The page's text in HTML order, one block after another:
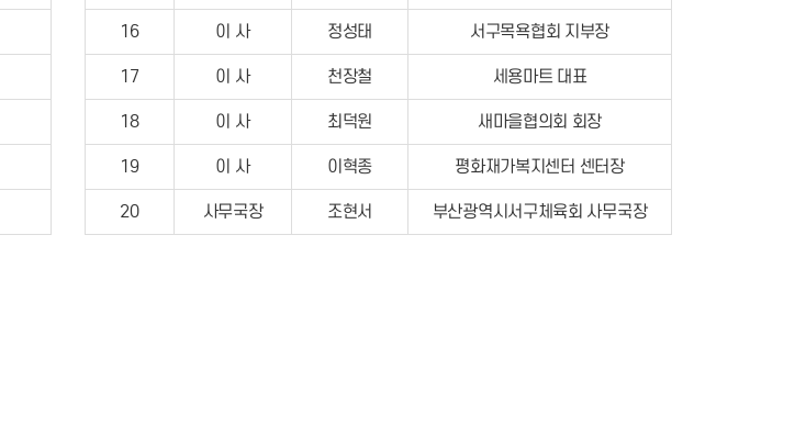
16 이 사 정성태 서구목욕협회 지부장
17 이 사 천장철 세용마트 대표
18 이 사 최덕원 새마을협의회 회장
19 이 사 이혁종 평화재가복지센터 센터장
20 사무국장 조현서 부산광역시서구체육회 사무국장